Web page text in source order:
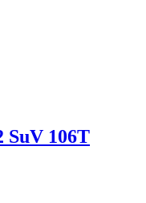
SuV 106T